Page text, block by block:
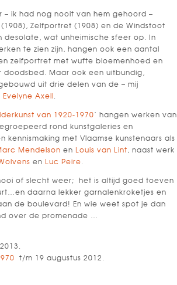
– ik had nog nooit van hem gehoord –
Zelfportret (1908) en de Windstoot
desolate, wat unheimische sfeer op. In
te zien zijn, hangen ook een aantal
zelfportret met wufte bloemenhoed en
Maar ook een uitbundig,
uit drie delen van de – mij
Evelyne Axell
van 1920-1970‘ hangen werken van
rond kunstgaleries en
kennismaking met Vlaamse kunstenaars als
Mendelson en Louis van Lint , naast werk
en Luc Peire
of slecht weer; het is altijd goed toeven
daarna lekker garnalenkroketjes en
de boulevard! En wie weet spot je dan
over de promenade …
t/m 19 augustus 2012.